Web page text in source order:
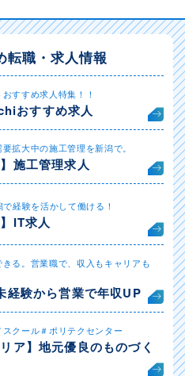
転職・求人情報
すすめ求人特集！！
おすすめ求人
拡大中の施工管理を新潟で。
施工管理求人
経験を活かして働ける！
IT求人
る。営業職で、収入もキャリアも
経験から営業で年収UP
クール＃ポリテクセンター
ア】地元優良のものづく